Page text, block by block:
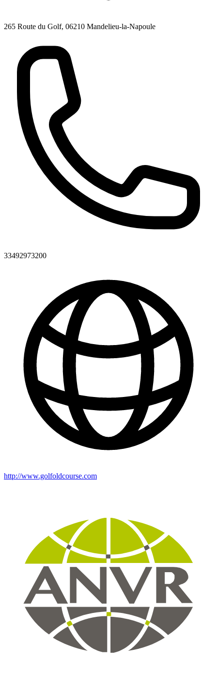
265 Route du Golf, 06210 Mandelieu-la-Napoule
33492973200
http://www.golfoldcourse.com